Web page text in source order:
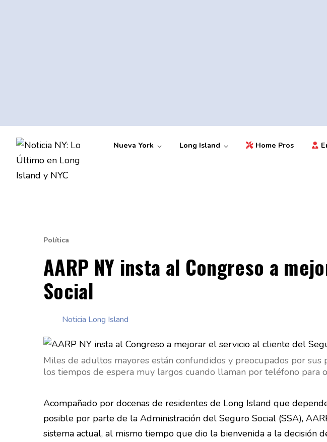
Nueva York Long Island Home Pros
Política
AARP NY insta al Congreso a
Social
Noticia Long Island
Miles de adultos mayores están confundidos y preocupados por
los tiempos de espera muy largos cuando llaman por teléfono para
Acompañado por docenas de residentes de Long Island que
posible por parte de la Administración del Seguro Social (SSA),
sistema actual, al mismo tiempo que dio la bienvenida a la decisión